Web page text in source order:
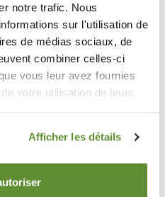
notre trafic. Nous
sur l'utilisation de
de médias sociaux, de
combiner celles-ci
vous leur avez fournies
votre utilisation de leurs
Afficher les détails
55/6 1410